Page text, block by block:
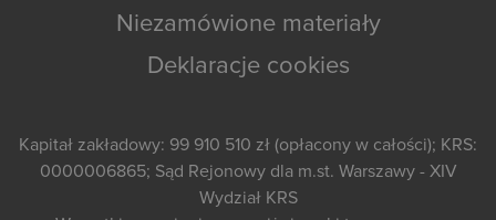
Niezamówione materiały
Deklaracje cookies
Kapitał zakładowy: 99 910 510 zł (opłacony w całości); KRS:
0000006865; Sąd Rejonowy dla m.st. Warszawy - XIV
Wydział KRS